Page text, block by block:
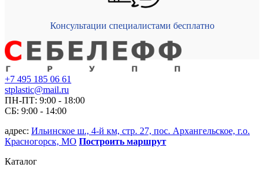
Консультации специалистами бесплатно
+7 495 185 06 61
stplastic@mail.ru
ПН-ПТ: 9:00 - 18:00
СБ: 9:00 - 14:00
адрес: Ильинское ш., 4-й км, стр. 27, пос. Архангельское, г.о.
Красногорск, МО Построить маршрут
Каталог